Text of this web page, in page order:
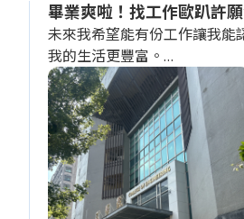
畢業爽啦！找工作歐趴許
未來我希望能有份工作讓我能
我的生活更豐富。
老闆，我是一個喜歡與人交流
力量。請給我一個機會，我會
人脈與資源。